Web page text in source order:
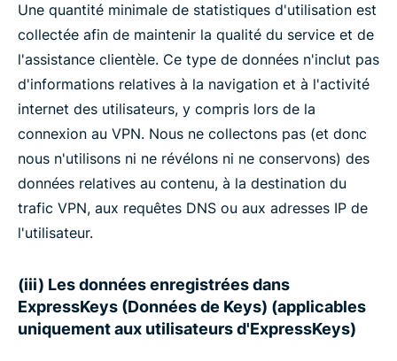
Une quantité minimale de statistiques d'utilisation est
collectée afin de maintenir la qualité du service et de
l'assistance clientèle. Ce type de données n'inclut pas
d'informations relatives à la navigation et à l'activité
internet des utilisateurs, y compris lors de la
connexion au VPN. Nous ne collectons pas (et donc
nous n'utilisons ni ne révélons ni ne conservons) des
données relatives au contenu, à la destination du
trafic VPN, aux requêtes DNS ou aux adresses IP de
l'utilisateur.
(iii) Les données enregistrées dans
ExpressKeys (Données de Keys) (applicables
uniquement aux utilisateurs d'ExpressKeys)